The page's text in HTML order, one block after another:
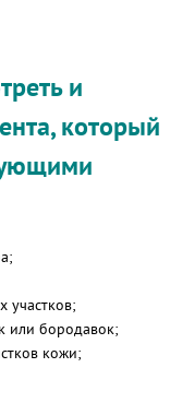
и
который
участков;
или бородавок;
кожи;